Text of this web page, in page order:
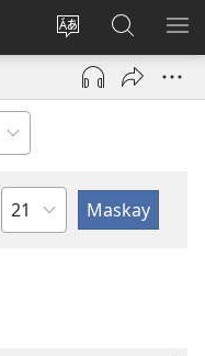
Rimaynikita
cambianapaq
Qallarinaykipaq
(abre
nueva
JW.ORG
nisqapi
kaq
capitulo